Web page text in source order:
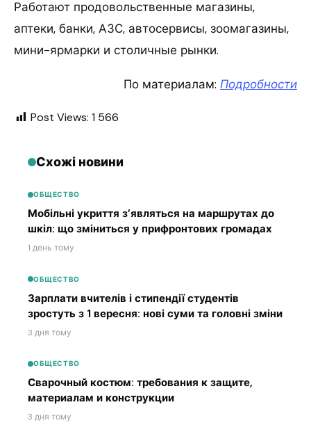
Работают продовольственные магазины,
аптеки, банки, АЗС, автосервисы, зоомагазины,
мини-ярмарки и столичные рынки.
По материалам: Подробности
Post Views: 1 566
Схожі новини
ОБЩЕСТВО
Мобільні укриття з’являться на маршрутах до
шкіл: що зміниться у прифронтових громадах
1 день тому
ОБЩЕСТВО
Зарплати вчителів і стипендії студентів
зростуть з 1 вересня: нові суми та головні зміни
3 дня тому
ОБЩЕСТВО
Сварочный костюм: требования к защите,
материалам и конструкции
3 дня тому